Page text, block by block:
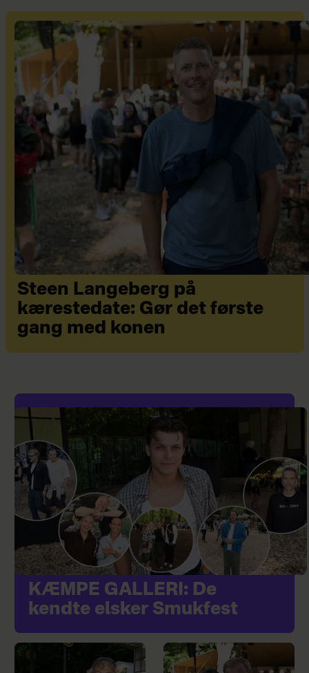
Steen Langeberg på
kærestedate: Gør det første
gang med konen
KÆMPE GALLERI: De
kendte elsker Smukfest